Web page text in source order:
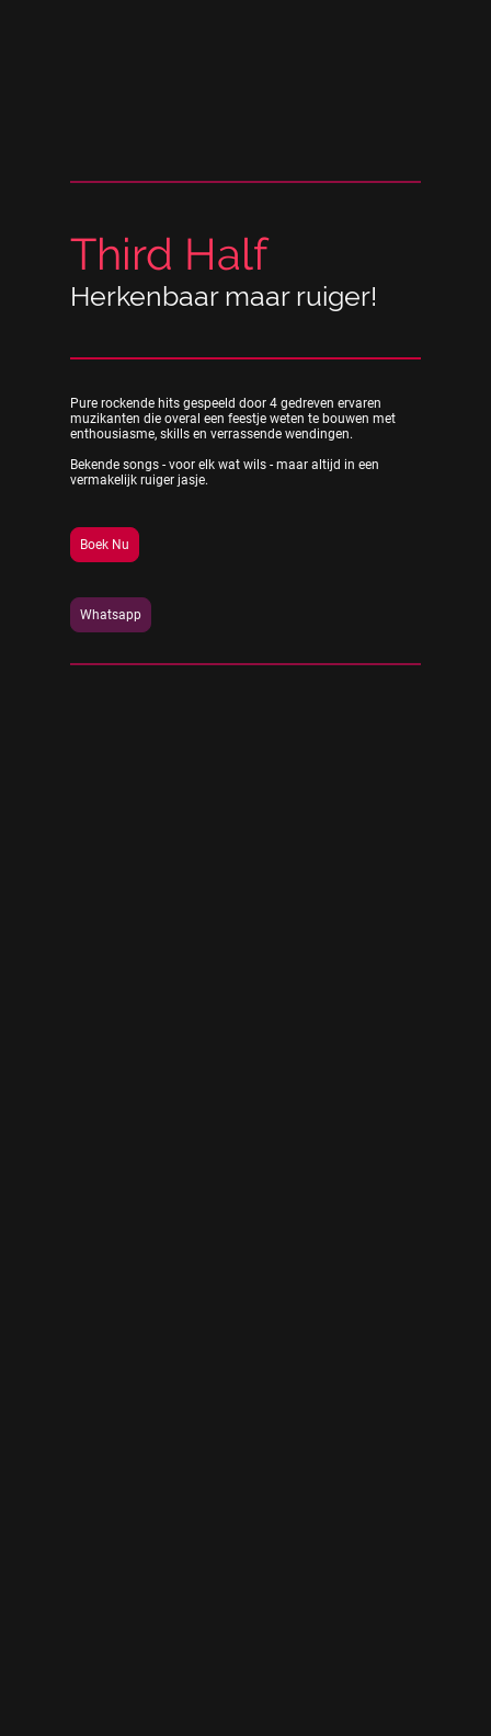
Third Half
Herkenbaar maar ruiger!
Pure rockende hits gespeeld door 4 gedreven ervaren
muzikanten die overal een feestje weten te bouwen met
enthousiasme, skills en verrassende wendingen.
Bekende songs - voor elk wat wils - maar altijd in een
vermakelijk ruiger jasje.
Boek Nu
Whatsapp